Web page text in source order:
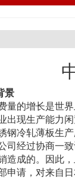
景
的增长是世界
出现生产能力
钢冷轧薄板生
司经过协商一
造成的。因此
申请，对来自